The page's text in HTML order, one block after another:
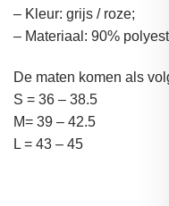
– Kleur: grijs / roze;
– Materiaal: 90%
De maten komen als
S = 36 – 38.5
M= 39 – 42.5
L = 43 – 45